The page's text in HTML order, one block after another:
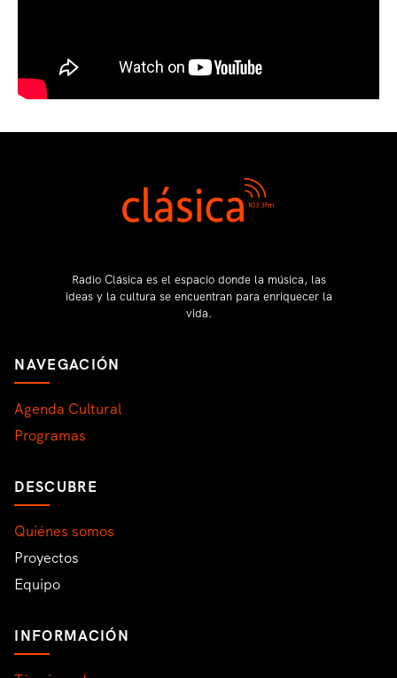
Radio Clásica es el espacio donde la música, las
ideas y la cultura se encuentran para enriquecer la
vida.
NAVEGACIÓN
Agenda Cultural
Programas
DESCUBRE
Quiénes somos
Proyectos
Equipo
INFORMACIÓN